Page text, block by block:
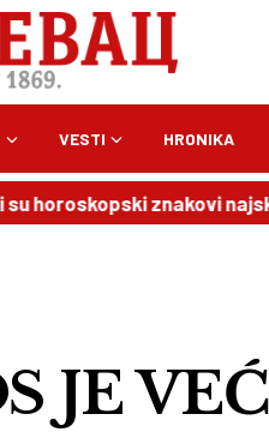
VESTI HRONIKA
znakovi najskloniji
JE